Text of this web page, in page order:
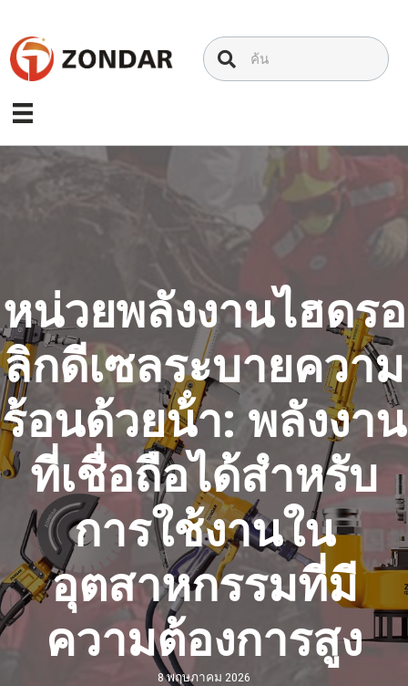
เนื้อหา
หน่วยพลังงานไฮดรอ
ลิกดีเซลระบายความ
ร้อนด้วยน้ํา: พลังงาน
ที่เชื่อถือได้สําหรับ
การใช้งานใน
อุตสาหกรรมที่มี
ความต้องการสูง
8 พฤษภาคม 2026